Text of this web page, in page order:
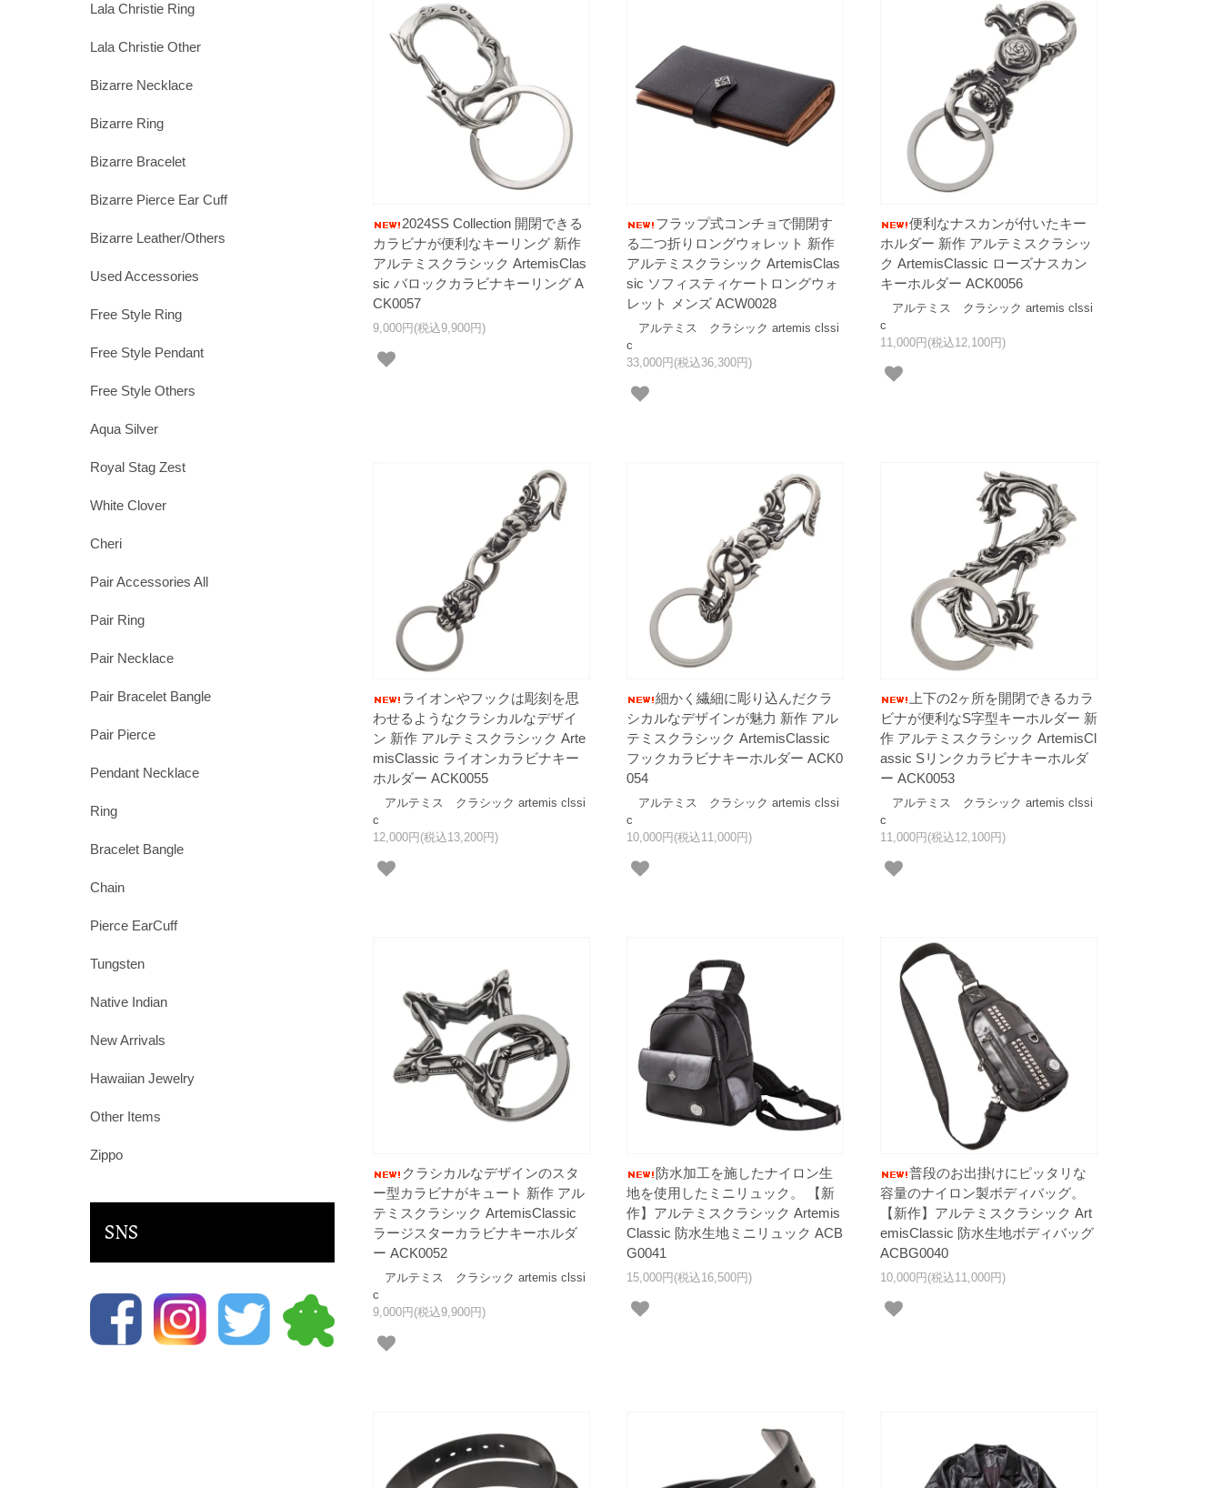
2024SS Collection 開閉できる
カラビナが便利なキーリング 新作
アルテミスクラシック ArtemisClas
sic バロックカラビナキーリング A
CK0057
9,000円(税込9,900円)
フラップ式コンチョで開閉す
る二つ折りロングウォレット 新作
アルテミスクラシック ArtemisClas
sic ソフィスティケートロングウォ
レット メンズ ACW0028
アルテミス クラシック artemis clssi
c
33,000円(税込36,300円)
便利なナスカンが付いたキー
ホルダー 新作 アルテミスクラシッ
ク ArtemisClassic ローズナスカン
キーホルダー ACK0056
アルテミス クラシック artemis clssi
c
11,000円(税込12,100円)
ライオンやフックは彫刻を思
わせるようなクラシカルなデザイ
ン 新作 アルテミスクラシック Arte
misClassic ライオンカラビナキー
ホルダー ACK0055
アルテミス クラシック artemis clssi
c
12,000円(税込13,200円)
細かく繊細に彫り込んだクラ
シカルなデザインが魅力 新作 アル
テミスクラシック ArtemisClassic
フックカラビナキーホルダー ACK0
054
アルテミス クラシック artemis clssi
c
10,000円(税込11,000円)
上下の2ヶ所を開閉できるカラ
ビナが便利なS字型キーホルダー 新
作 アルテミスクラシック ArtemisCl
assic Sリンクカラビナキーホルダ
ー ACK0053
アルテミス クラシック artemis clssi
c
11,000円(税込12,100円)
クラシカルなデザインのスタ
ー型カラビナがキュート 新作 アル
テミスクラシック ArtemisClassic
ラージスターカラビナキーホルダ
ー ACK0052
アルテミス クラシック artemis clssi
c
9,000円(税込9,900円)
防水加工を施したナイロン生
地を使用したミニリュック。 【新
作】アルテミスクラシック Artemis
Classic 防水生地ミニリュック ACB
G0041
15,000円(税込16,500円)
普段のお出掛けにピッタリな
容量のナイロン製ボディバッグ。
【新作】アルテミスクラシック Art
emisClassic 防水生地ボディバッグ
ACBG0040
10,000円(税込11,000円)
Lala Christie Ring
Lala Christie Other
Bizarre Necklace
Bizarre Ring
Bizarre Bracelet
Bizarre Pierce Ear Cuff
Bizarre Leather/Others
Used Accessories
Free Style Ring
Free Style Pendant
Free Style Others
Aqua Silver
Royal Stag Zest
White Clover
Cheri
Pair Accessories All
Pair Ring
Pair Necklace
Pair Bracelet Bangle
Pair Pierce
Pendant Necklace
Ring
Bracelet Bangle
Chain
Pierce EarCuff
Tungsten
Native Indian
New Arrivals
Hawaiian Jewelry
Other Items
Zippo
SNS